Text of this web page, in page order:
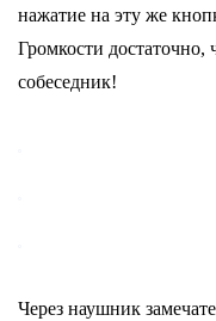
нажатие на эту же
Громкости достаточно,
собеседник!
Через наушник